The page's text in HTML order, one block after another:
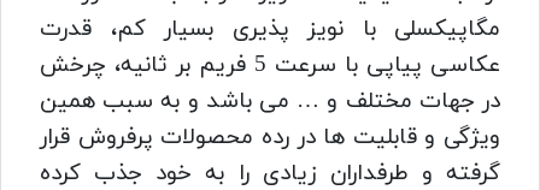
مگاپیکسلی با نویز پذیری بسیار کم، قدرت
عکاسی پیاپی با سرعت 5 فریم بر ثانیه، چرخش
در جهات مختلف و … می باشد و به سبب همین
ویژگی و قابلیت ها در رده محصولات پرفروش قرار
گرفته و طرفداران زیادی را به خود جذب کرده